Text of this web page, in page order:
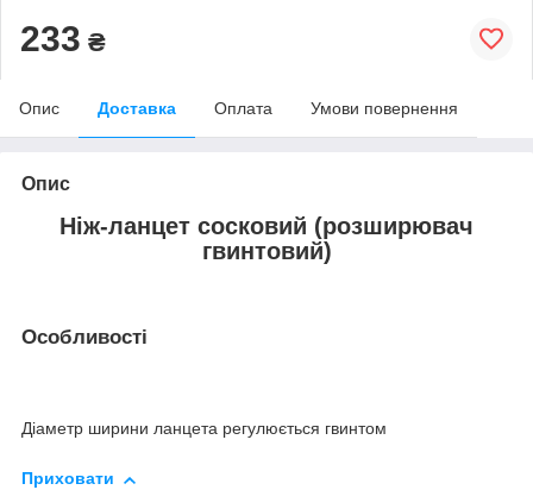
233 ₴
Опис Доставка Оплата Умови повернення
Опис
Ніж-ланцет сосковий (розширювач
гвинтовий)
Особливості
Діаметр ширини ланцета регулюється гвинтом
Приховати